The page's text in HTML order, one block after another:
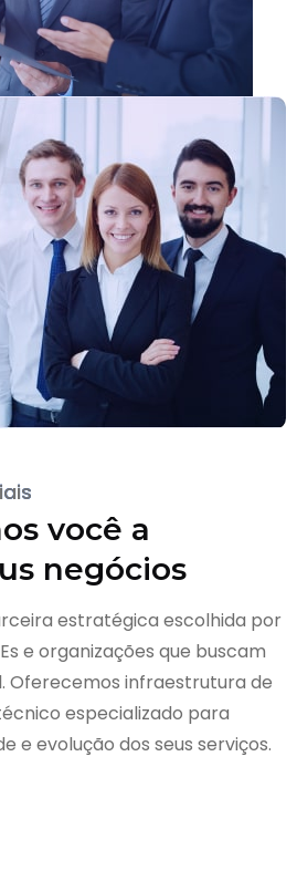
você a
negócios
estratégica escolhida por
e organizações que buscam
Oferecemos infraestrutura de
especializado para
e evolução dos seus serviços.